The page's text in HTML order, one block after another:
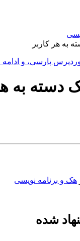
به هر کاربر
پارسی، و
دسته به
هک و برنامه نویسی
شده